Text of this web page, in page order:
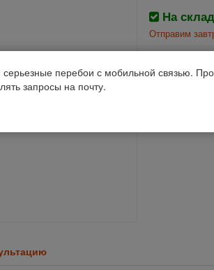
На
Отправим
перебои с мобильной связью.
запросы на почту.